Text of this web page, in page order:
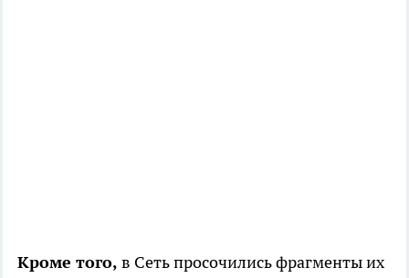
Кроме того, в Сеть просочились фрагменты их